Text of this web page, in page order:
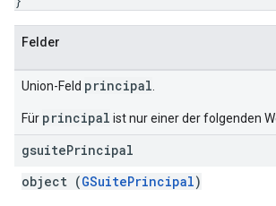
Felder
Union-Feld principal
Für principal ist nur einer der folgenden
gsuitePrincipal
object (GSuitePrincipal)